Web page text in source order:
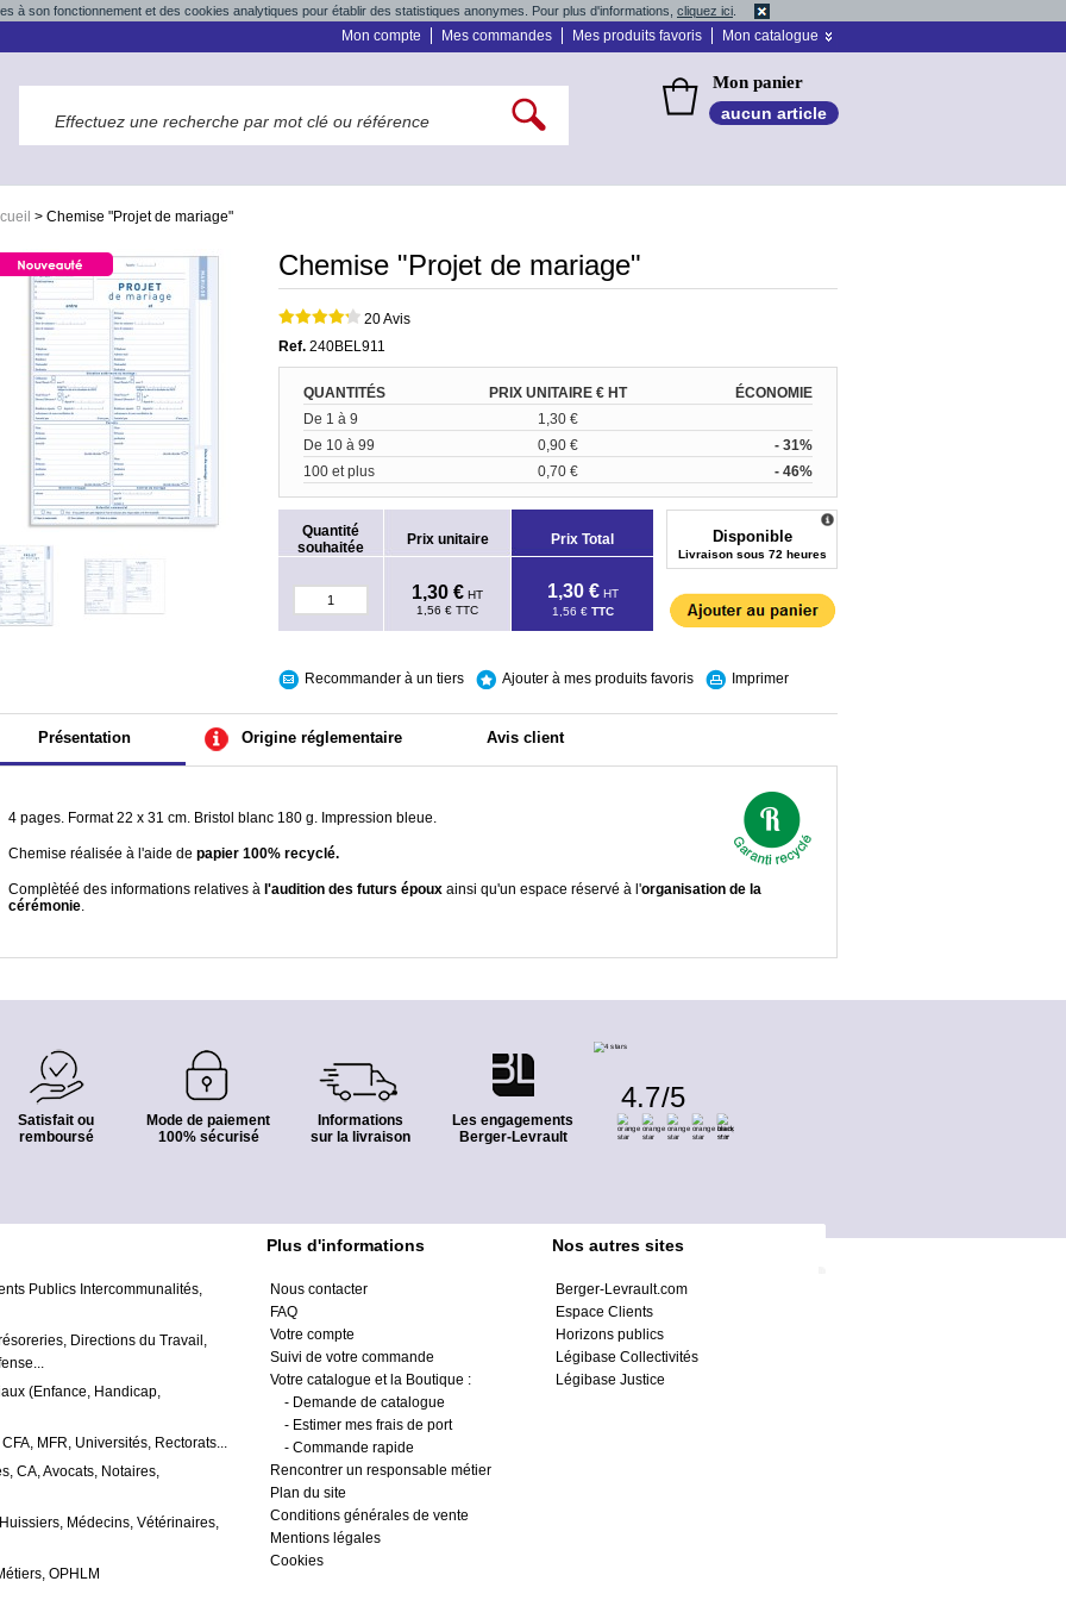
à son fonctionnement et des cookies analytiques pour établir des statistiques anonymes. Pour plus d'informations, cliquez ici
Mon compte Mes commandes Mes produits favoris Mon catalogue
Mon panier
aucun article
> Chemise "Projet de mariage"
Chemise "Projet de mariage"
20 Avis
Ref. 240BEL911
QUANTITÉS PRIX UNITAIRE € HT
ÉCONOMIE
De 1 à 9
1,30 €
De 10 à 99
0,90 €
- 31%
100 et plus
0,70 € - 46%
Quantité
souhaitée
Prix unitaire Prix Total
1,30 € HT
1,56 € TTC
1,30 € HT
1,56 € TTC
Disponible
Livraison sous 72 heures
Recommander à un tiers Ajouter à mes produits favoris Imprimer
Présentation Origine réglementaire Avis client
4 pages. Format 22 x 31 cm. Bristol blanc 180 g. Impression bleue.
Chemise réalisée à l'aide de papier 100% recyclé.
Complètéé des informations relatives à l'audition des futurs époux ainsi qu'un espace réservé à l'organisation de la
cérémonie.
Satisfait ou
remboursé
Mode de paiement
100% sécurisé
Informations
sur la livraison
Les engagements
Berger-Levrault
4.7/5
Publics Intercommunalités,
Directions du Travail,
(Enfance, Handicap,
MFR, Universités, Rectorats...
CA, Avocats, Notaires,
Médecins, Vétérinaires,
OPHLM
Plus d'informations
Nous contacter
FAQ
Votre compte
Suivi de votre commande
Votre catalogue et la Boutique :
- Demande de catalogue
- Estimer mes frais de port
- Commande rapide
Rencontrer un responsable métier
Plan du site
Conditions générales de vente
Mentions légales
Cookies
Nos autres sites
Berger-Levrault.com
Espace Clients
Horizons publics
Légibase Collectivités
Légibase Justice